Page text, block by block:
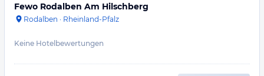
Fewo Rodalben Am Hilschberg
Rodalben · Rheinland-Pfalz
Keine Hotelbewertungen